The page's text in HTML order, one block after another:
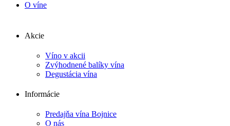
O víne
Akcie
Víno v akcii
Zvýhodnené balíky vína
Degustácia vína
Informácie
Predajňa vína Bojnice
O nás